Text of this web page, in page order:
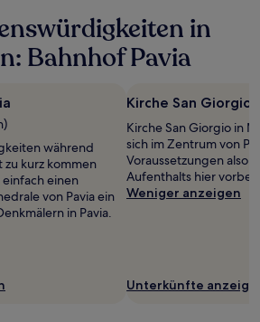
in
Bahnhof Pavia
während
kurz kommen
einen
von Pavia ein
in Pavia.
Kirche San
Kirche San Giorgio in
sich im Zentrum von
Voraussetzungen also,
Aufenthalts hier
Weniger anzeigen
Unterkünfte